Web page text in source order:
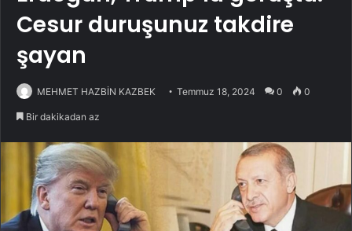
Cesur duruşunuz takdire
şayan
MEHMET HAZBİN KAZBEK Temmuz 18, 2024 0 0
Bir dakikadan az